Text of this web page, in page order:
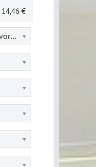
14,46 €
slovenská - výška staveb. otvoru = 202 cm